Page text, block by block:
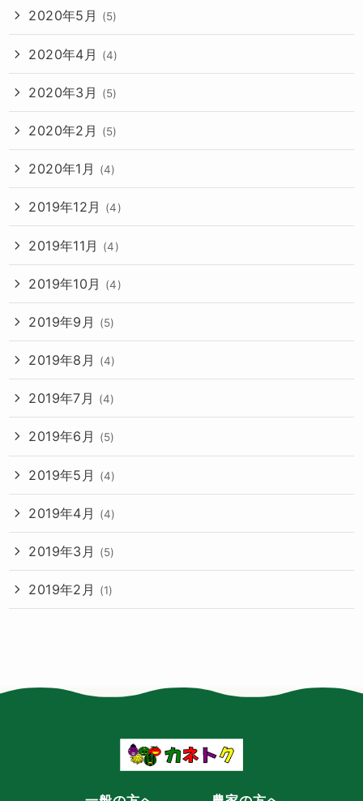
2020年5月 (5)
2020年4月 (4)
2020年3月 (5)
2020年2月 (5)
2020年1月 (4)
2019年12月 (4)
2019年11月 (4)
2019年10月 (4)
2019年9月 (5)
2019年8月 (4)
2019年7月 (4)
2019年6月 (5)
2019年5月 (4)
2019年4月 (4)
2019年3月 (5)
2019年2月 (1)